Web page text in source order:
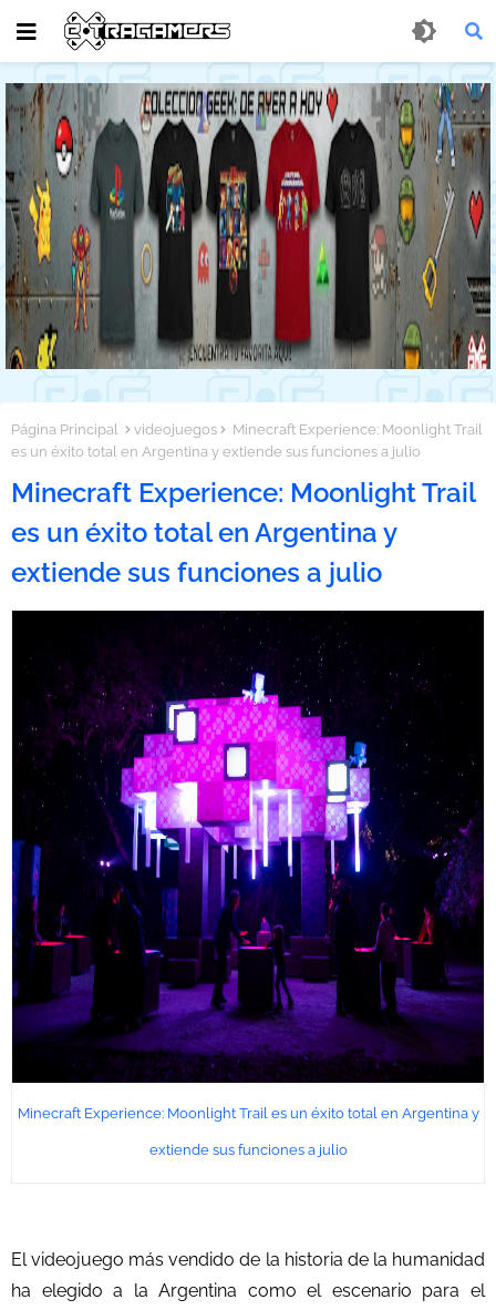
Página Principal videojuegos
Minecraft Experience: Moonlight Trail
es un éxito total en Argentina y extiende sus funciones a julio
Minecraft Experience: Moonlight Trail
es un éxito total en Argentina y
extiende sus funciones a julio
Minecraft Experience: Moonlight Trail es un éxito total en Argentina y
extiende sus funciones a julio
El videojuego más vendido de la historia de la humanidad
ha elegido a la Argentina como el escenario para el